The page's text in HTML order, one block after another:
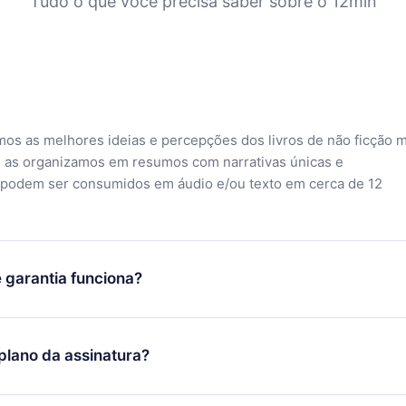
as melhores ideias e percepções dos livros de não ficção
organizamos em resumos com narrativas únicas e
ser consumidos em áudio e/ou texto em cerca de 12
garantia funciona?
aplicativo e começar a aproveitar nossa biblioteca. Se por
com nossa plataforma, basta entrar em contato com nossa
em até 7 dias após a compra e solicitar o
da assinatura?
se aplicará a partir do próximo período de cobrança. Por